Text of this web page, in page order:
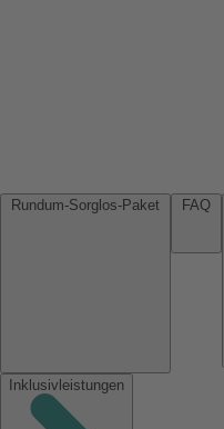
Inklusivleistungen